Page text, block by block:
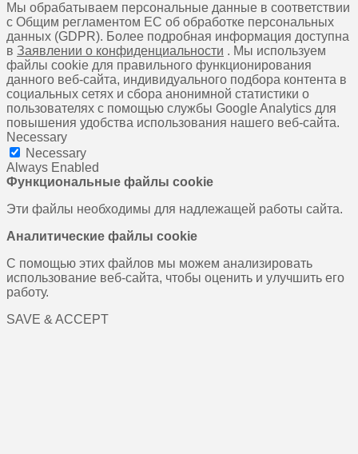
Мы обрабатываем персональные данные в соответствии
с Общим регламентом ЕС об обработке персональных
данных (GDPR). Более подробная информация доступна
в Заявлении о конфиденциальности . Мы используем
файлы cookie для правильного функционирования
данного веб-сайта, индивидуального подбора контента в
социальных сетях и сбора анонимной статистики о
пользователях с помощью службы Google Analytics для
повышения удобства использования нашего веб-сайта.
Necessary
Necessary
Always Enabled
Функциональные файлы cookie
Эти файлы необходимы для надлежащей работы сайта.
Аналитические файлы cookie
С помощью этих файлов мы можем анализировать
использование веб-сайта, чтобы оценить и улучшить его
работу.
SAVE & ACCEPT